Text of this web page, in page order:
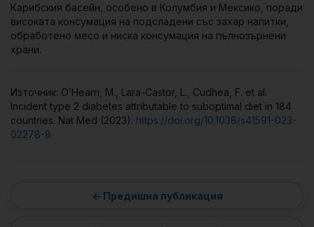
Карибския басейн, особено в Колумбия и Мексико, поради
високата консумация на подсладени със захар напитки,
обработено месо и ниска консумация на пълнозърнени
храни.
Източник: O’Hearn, M., Lara-Castor, L., Cudhea, F. et al.
Incident type 2 diabetes attributable to suboptimal diet in 184
countries. Nat Med (2023). https://doi.org/10.1038/s41591-023-
02278-8